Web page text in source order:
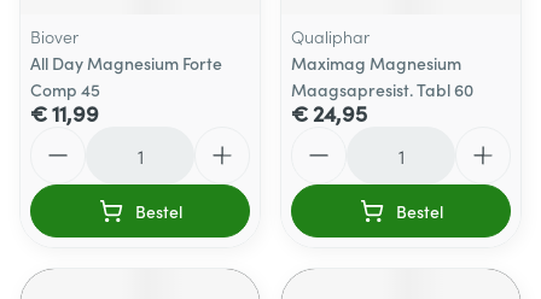
Biover
All Day Magnesium Forte
Comp 45
€ 11,99
Bestel
Qualiphar
Maximag Magnesium
Maagsapresist. Tabl 60
€ 24,95
Bestel